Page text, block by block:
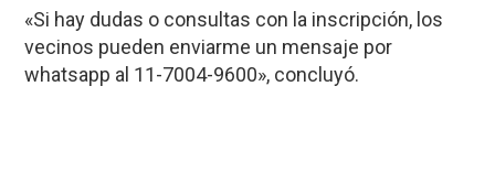
«Si hay dudas o consultas con la inscripción, los
vecinos pueden enviarme un mensaje por
whatsapp al 11-7004-9600», concluyó.